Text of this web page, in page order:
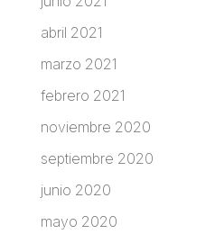
abril 2021
marzo 2021
febrero 2021
noviembre 2020
septiembre 2020
junio 2020
mayo 2020